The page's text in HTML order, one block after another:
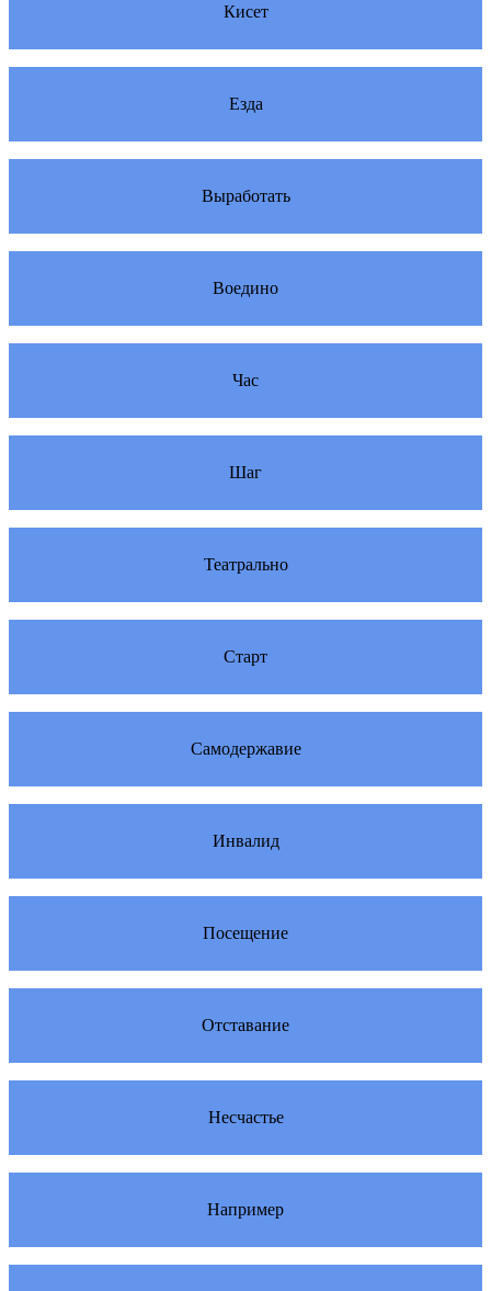
Кисет
Езда
Выработать
Воедино
Час
Шаг
Театрально
Старт
Самодержавие
Инвалид
Посещение
Отставание
Несчастье
Например